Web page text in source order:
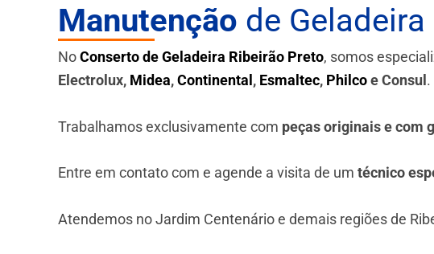
Manutenção de
NoConserto de Geladeira Ribeirão Preto, somos
Electrolux, Midea,Continental , Esmaltec, Philcoe Consul .
Trabalhamos exclusivamente com peças originais e com
Entre em contato com e agende a visita de um técnico
Atendemos no Jardim Centenário e demais regiões de